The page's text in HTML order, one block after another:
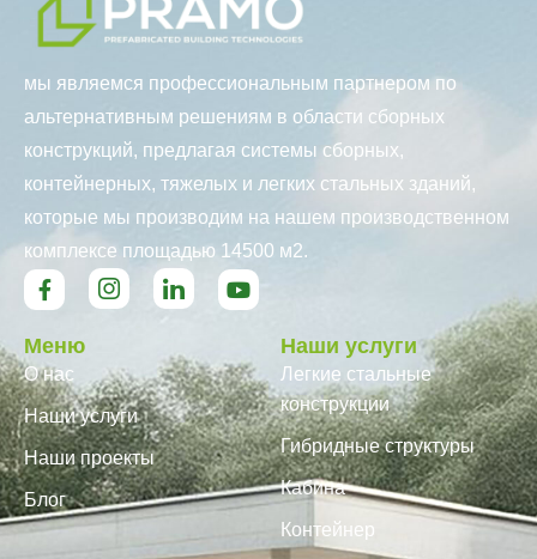
мы являемся профессиональным партнером по
альтернативным решениям в области сборных
конструкций, предлагая системы сборных,
контейнерных, тяжелых и легких стальных зданий,
которые мы производим на нашем производственном
комплексе площадью 14500 м2.
Меню
О нас
Наши услуги
Наши проекты
Блог
Наши услуги
Легкие стальные
конструкции
Гибридные структуры
Кабина
Контейнер